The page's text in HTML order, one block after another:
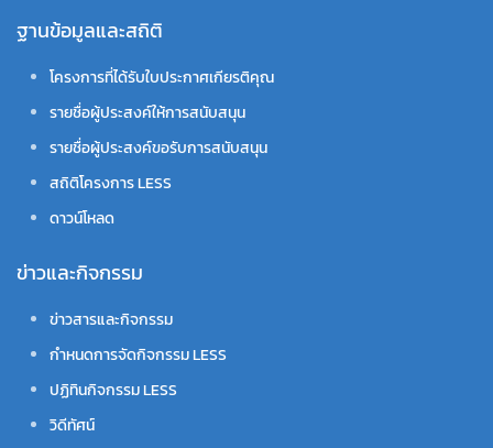
ฐานข้อมูลและสถิติ
โครงการที่ได้รับใบประกาศเกียรติคุณ
รายชื่อผู้ประสงค์ให้การสนับสนุน
รายชื่อผู้ประสงค์ขอรับการสนับสนุน
สถิติโครงการ LESS
ดาวน์โหลด
ข่าวและกิจกรรม
ข่าวสารและกิจกรรม
กำหนดการจัดกิจกรรม LESS
ปฏิทินกิจกรรม LESS
วิดีทัศน์